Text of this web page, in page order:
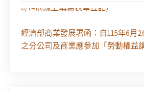
8/14前線上填寫表單登記)
經濟部商業發展署函：自115年6月
之分公司及商業應參加「勞動權益